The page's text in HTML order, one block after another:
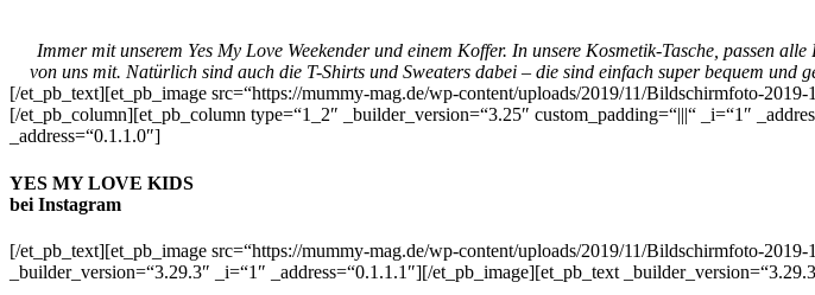
Immer mit unserem Yes My Love Weekender und einem Koffer. In unsere Kosmetik-Tasche, passen
von uns mit. Natürlich sind auch die T-Shirts und Sweaters dabei – die sind einfach super bequem
[/et_pb_text][et_pb_image src=“https://mummy-mag.de/wp-content/uploads/2019/11/Bildschirmfoto-
[/et_pb_column][et_pb_column type=“1_2″ _builder_version=“3.25″ custom_padding=“|||“ _i=“1″
_address=“0.1.1.0″]
YES MY LOVE KIDS
bei Instagram
[/et_pb_text][et_pb_image src=“https://mummy-mag.de/wp-content/uploads/2019/11/Bildschirmfoto-
_builder_version=“3.29.3″ _i=“1″ _address=“0.1.1.1″][/et_pb_image][et_pb_text